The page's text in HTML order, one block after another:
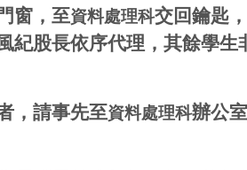
窗，至資料處理科交回鑰匙
紀股長依序代理，其餘學生
，請事先至資料處理科辦公